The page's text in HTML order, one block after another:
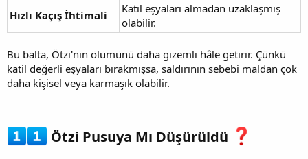
Hızlı Kaçış İhtimali
Katil eşyaları almadan uzaklaşmış
olabilir.
Bu balta, Ötzi'nin ölümünü daha gizemli hâle getirir. Çünkü
katil değerli eşyaları bırakmışsa, saldırının sebebi maldan çok
daha kişisel veya karmaşık olabilir.
Ötzi Pusuya Mı Düşürüldü